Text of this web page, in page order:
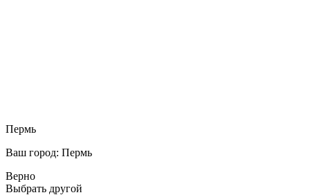
Пермь
Ваш город: Пермь
Верно
Выбрать другой